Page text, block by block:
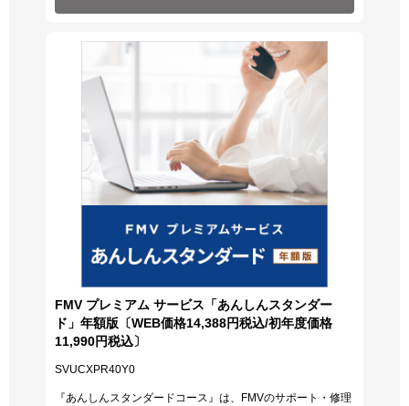
FMV プレミアム サービス「あんしんスタンダー
ド」年額版〔WEB価格14,388円税込/初年度価格
11,990円税込〕
SVUCXPR40Y0
『あんしんスタンダードコース』は、FMVのサポート・修理